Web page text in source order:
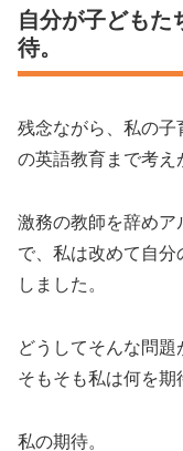
自分が子どもた
待。
残念ながら、私の
の英語教育まで考え
激務の教師を辞め
で、私は改めて自
しました。
どうしてそんな問題
そもそも私は何を期
私の期待。